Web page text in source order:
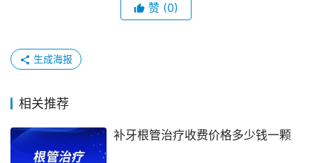
赞 (0)
生成海报
相关推荐
补牙根管治疗收费价格多少钱一颗